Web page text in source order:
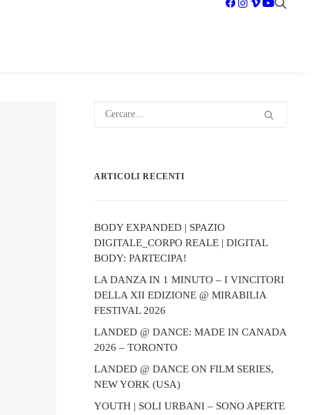
ARTICOLI RECENTI
BODY EXPANDED | SPAZIO
DIGITALE_CORPO REALE | DIGITAL
BODY: PARTECIPA!
LA DANZA IN 1 MINUTO – I VINCITORI
DELLA XII EDIZIONE @ MIRABILIA
FESTIVAL 2026
LANDED @ DANCE: MADE IN CANADA
2026 – TORONTO
LANDED @ DANCE ON FILM SERIES,
NEW YORK (USA)
YOUTH | SOLI URBANI – SONO APERTE